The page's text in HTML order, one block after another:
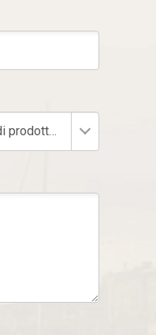
-- Seleziona una linea di prodotto --